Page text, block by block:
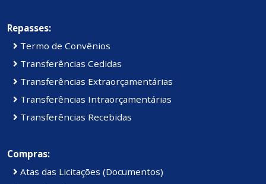
Repasses:
Termo de Convênios
Transferências Cedidas
Transferências Extraorçamentárias
Transferências Intraorçamentárias
Transferências Recebidas
Compras:
Atas das Licitações (Documentos)